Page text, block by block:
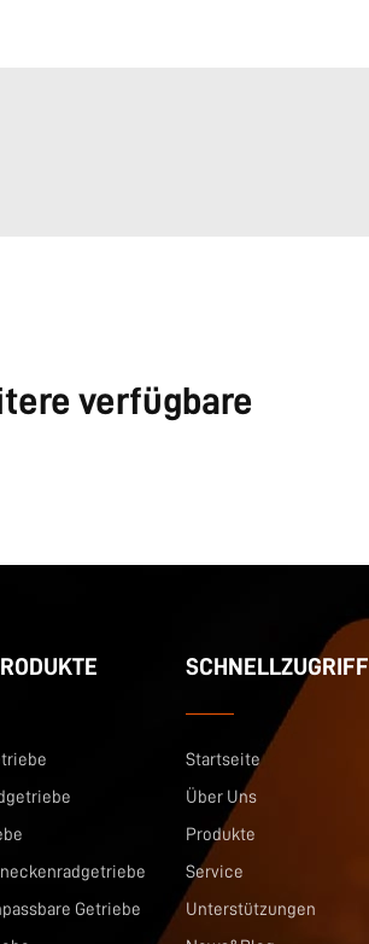
verfügbare
Getriebe
SCHNELLZUGRIFF
Startseite
Über Uns
Produkte
Service
Unterstützungen